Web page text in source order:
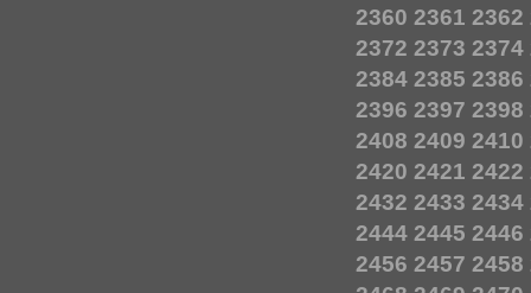
2360 2361 2362
2372 2373 2374
2384 2385 2386
2396 2397 2398
2408 2409 2410
2420 2421 2422
2432 2433 2434
2444 2445 2446
2456 2457 2458